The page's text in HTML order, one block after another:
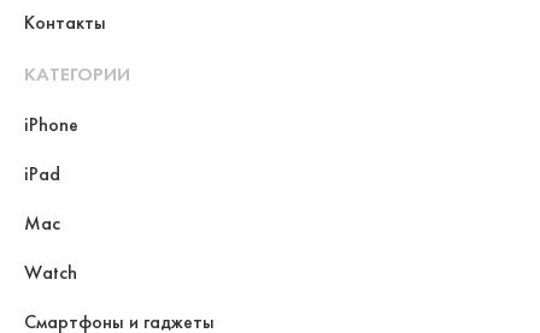
Контакты
КАТЕГОРИИ
iPhone
iPad
Mac
Watch
Смартфоны и гаджеты